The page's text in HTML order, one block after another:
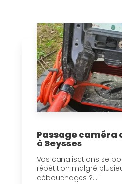
Passage
à Seysses
Vos canalisations se
répétition malgré
débouchages ?...